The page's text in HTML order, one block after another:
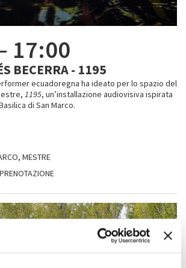
17:00
BECERRA - 1195
ecuadoregna ha ideato per lo spazio del
1195, un’installazione audiovisiva ispirata
di San Marco.
MESTRE